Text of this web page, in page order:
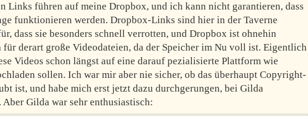
Links führen auf meine Dropbox, und ich kann nicht garantieren, dass
funktionieren werden. Dropbox-Links sind hier in der Taverne
dass sie besonders schnell verrotten, und Dropbox ist ohnehin
für derart große Videodateien, da der Speicher im Nu voll ist. Eigentlich
Videos schon längst auf eine darauf pezialisierte Plattform wie
sollen. Ich war mir aber nie sicher, ob das überhaupt Copyright-
ist, und habe mich erst jetzt dazu durchgerungen, bei Gilda
Aber Gilda war sehr enthusiastisch: